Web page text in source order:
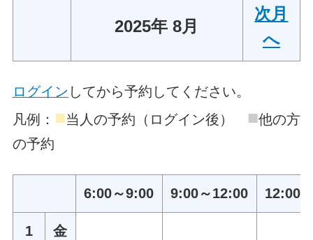
2025年 8月
次月
へ
ログイン してから予約してください。
凡例： ■当人の予約（ログイン後） ■他の方
の予約
6:00～9:00 9:00～12:00 12:00
1 金